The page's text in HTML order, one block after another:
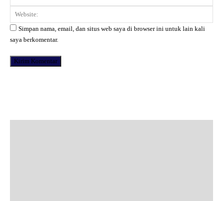
Simpan nama, email, dan situs web saya di browser ini untuk lain kali
saya berkomentar.